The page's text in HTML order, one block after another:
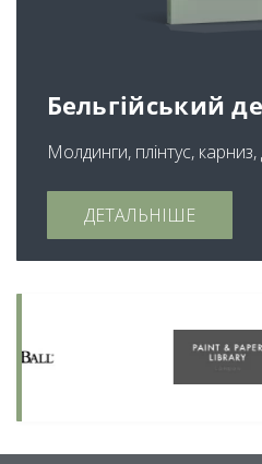
Бельгійський
Молдинги, плінтус,
ДЕТАЛЬНІШЕ